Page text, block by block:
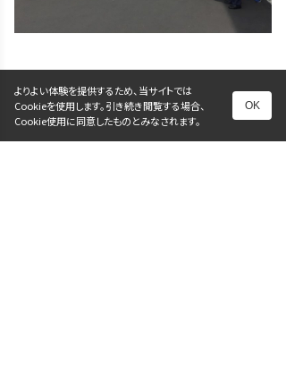
前へ 次へ
よりよい体験を提供するため、当サイトでは
Cookieを使用します。引き続き閲覧する場合、
Cookie使用に同意したものとみなされます。
OK